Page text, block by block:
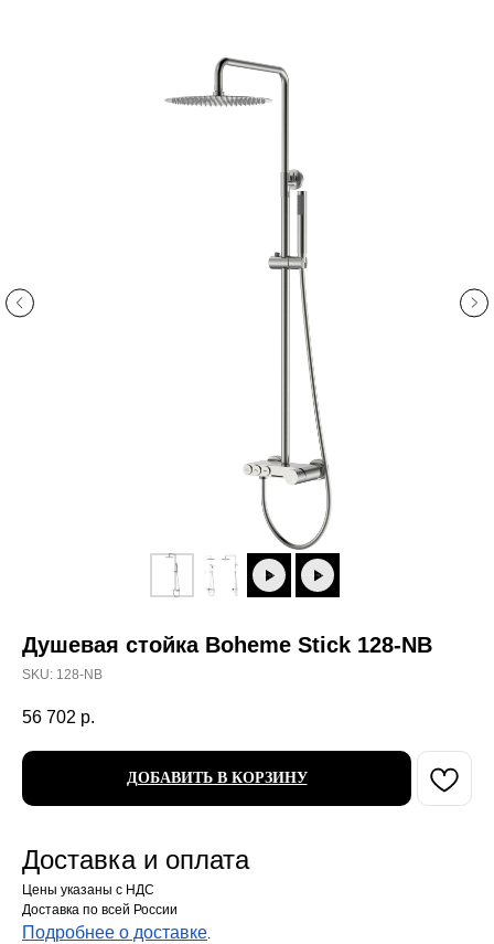
Душевая стойка Boheme Stick 128-NB
SKU: 128-NB
56 702 р.
ДОБАВИТЬ В КОРЗИНУ
Доставка и оплата
Цены указаны с НДС
Доставка по всей России
Подробнее о доставке.